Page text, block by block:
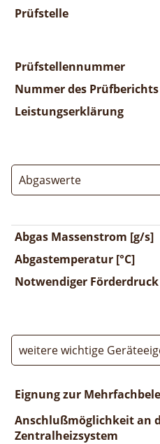
Prüfstelle
Prüfstellennummer
Nummer des Prüfberichts
Leistungserklärung
Abgaswerte
Abgas Massenstrom [g/s]
Abgastemperatur [°C]
Notwendiger Förderdruck
weitere wichtige
Eignung zur
Anschlußmöglichkeit an
Zentralheizsystem